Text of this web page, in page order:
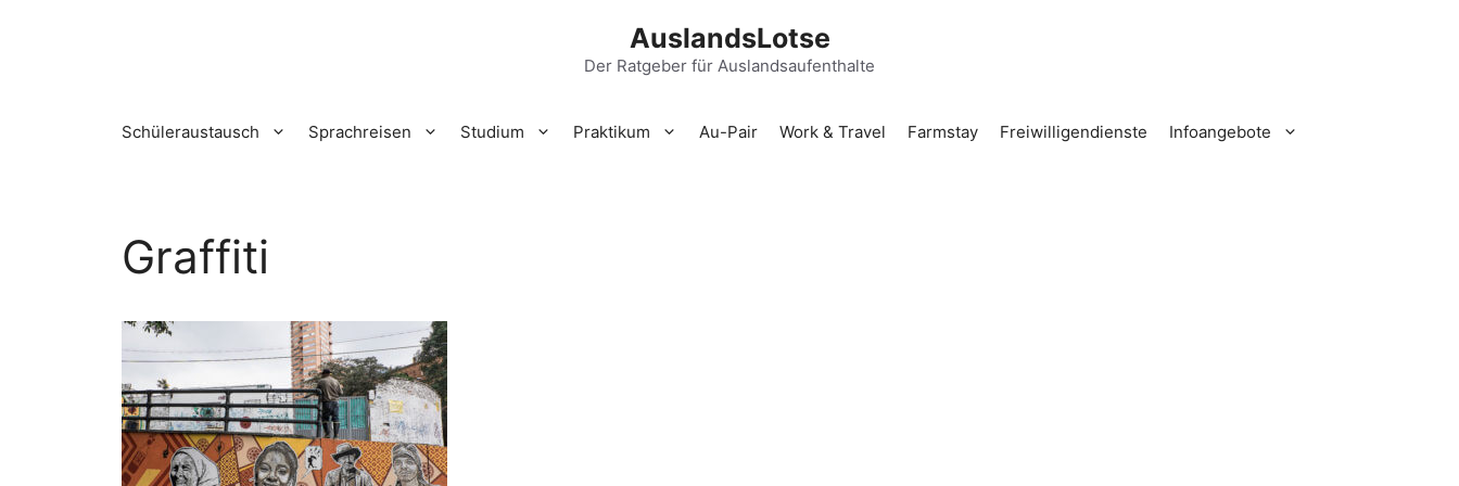
AuslandsLotse
Der Ratgeber für Auslandsaufenthalte
Schüleraustausch Sprachreisen Studium Praktikum Au-Pair Work & Travel Farmstay Freiwilligendienste Infoangebote
Graffiti